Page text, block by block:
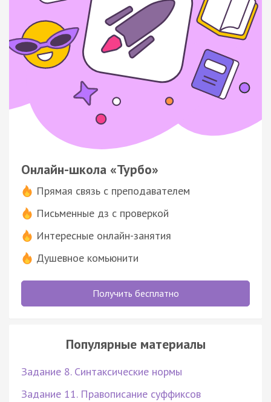
Онлайн-школа «Турбо»
Прямая связь с преподавателем
Письменные дз с проверкой
Интересные онлайн-занятия
Душевное комьюнити
Получить бесплатно
Популярные материалы
Задание 8. Синтаксические нормы
Задание 11. Правописание суффиксов